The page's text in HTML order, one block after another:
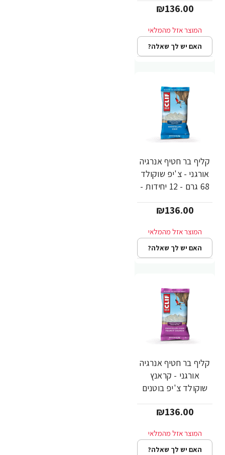
₪136.00
האם יש לך שאלה?
קליף בר חטיף אנרגיה
אורגני - צ'יפ שוקולד
68 גרם - 12 יחידות -
₪136.00
האם יש לך שאלה?
קליף בר חטיף אנרגיה
אורגני - קראנץ
שוקולד צ'יפ בוטנים
מבית CLIF Bar
₪136.00
האם יש לך שאלה?